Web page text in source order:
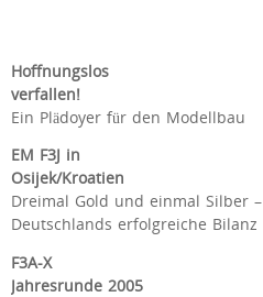
Hoffnungslos
verfallen!
Ein Plädoyer für den Modellbau
EM F3J in
Osijek/Kroatien
Dreimal Gold und einmal Silber –
Deutschlands erfolgreiche Bilanz
F3A-X
Jahresrunde 2005